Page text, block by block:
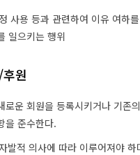
사용 등과 관련하여 이유 여하
일으키는 행위
원
로운 회원을 등록시키거나 기존
을 준수한다.
발적 의사에 따라 이루어져야 하